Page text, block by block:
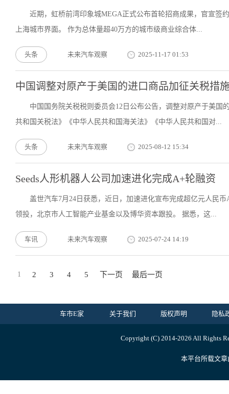
近期，虹桥前湾印象城MEGA正式公布首轮招商成果，官宣签
上海城市界面。 作为总体量超40万方的城市级商业综合体...
头条 未来汽车观察 2025-11-17 01:53
中国调整对原产于美国的进口商品加征关税措
中国国务院关税税则委员会12日公布公告，调整对原产于美
共和国关税法》《中华人民共和国海关法》《中华人民共和国对...
头条 未来汽车观察 2025-08-12 15:34
Seeds人形机器人公司加速进化完成A+轮融资
盖世汽车7月24日获悉，近日，加速进化宣布完成超亿元人民
领投，北京市人工智能产业基金以及博华资本跟投。 据悉，这...
车讯 未来汽车观察 2025-07-24 14:19
1 2 3 4 5 下一页 最后一页
车市E家 关于我们 版权声明 隐私
Copyright (C) 2014-2026 All Rights
本平台所载文章